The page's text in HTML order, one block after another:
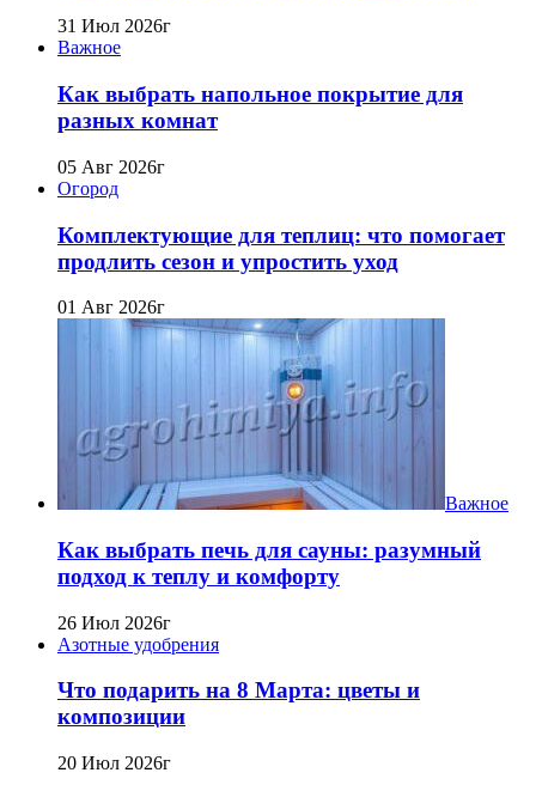
31 Июл 2026г
Важное
Как выбрать напольное покрытие для
разных комнат
05 Авг 2026г
Огород
Комплектующие для теплиц: что помогает
продлить сезон и упростить уход
01 Авг 2026г
Важное
Как выбрать печь для сауны: разумный
подход к теплу и комфорту
26 Июл 2026г
Азотные удобрения
Что подарить на 8 Марта: цветы и
композиции
20 Июл 2026г